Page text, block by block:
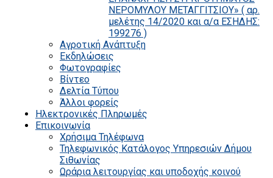
ΝΕΡΟΜΥΛΟΥ ΜΕΤΑΓΓΙΤΣΙΟΥ» ( αρ.
μελέτης 14/2020 και α/α ΕΣΗΔΗΣ:
199276 )
Αγροτική Ανάπτυξη
Εκδηλώσεις
Φωτογραφίες
Βίντεο
Δελτία Τύπου
Άλλοι φορείς
Ηλεκτρονικές Πληρωμές
Επικοινωνία
Χρήσιμα Τηλέφωνα
Τηλεφωνικός Κατάλογος Υπηρεσιών Δήμου
Σιθωνίας
Ωράρια λειτουργίας και υποδοχής κοινού